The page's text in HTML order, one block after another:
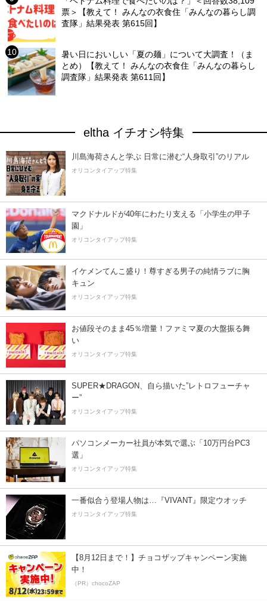
票＞【教えて！ みんなの衣食住「みんなの暮らし調
査隊」結果発表 第615回】
暑い日においしい「夏の麺」について大調査！（ま
とめ）【教えて！ みんなの衣食住「みんなの暮らし
調査隊」結果発表 第611回】
eltha イチオシ特集
川島海荷さんと学ぶ 日常に潜む“人身取引”のリアル
オリコンタイアップ特集
マクドナルドが40年にわたり支える「小学生の甲子
園」
オリコンタイアップ特集
イケメンてんこ盛り！尊すぎる男子の純情ラブに胸
キュン
オリコンタイアップ特集
お値段そのまま45％増量！ファミマ夏の大盤振る舞
い
オリコンタイアップ特集
SUPER★DRAGON、自ら描いた”レトロフューチャ
ー”
オリコンタイアップ特集
パソコンメーカー社員が本気で選ぶ「10万円台PC3
選」
オリコンタイアップ特集
一番似合う登場人物は…『VIVANT』限定ウオッチ
オリコンタイアップ特集
【8月12日まで！】チョコザップキャンペーン実施
中！
（PR）chocoZAP